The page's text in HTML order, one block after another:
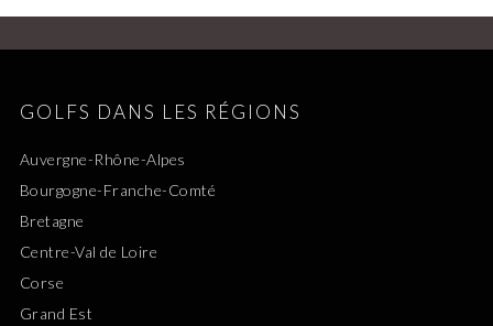
GOLFS DANS LES RÉGIONS
Auvergne-Rhône-Alpes
Bourgogne-Franche-Comté
Bretagne
Centre-Val de Loire
Corse
Grand Est